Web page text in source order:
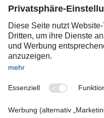
Romania
Slovakia
Spain
Sweden
Switzerland
OCEANIA